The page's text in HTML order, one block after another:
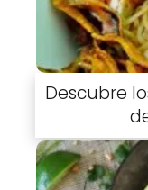
Descubre